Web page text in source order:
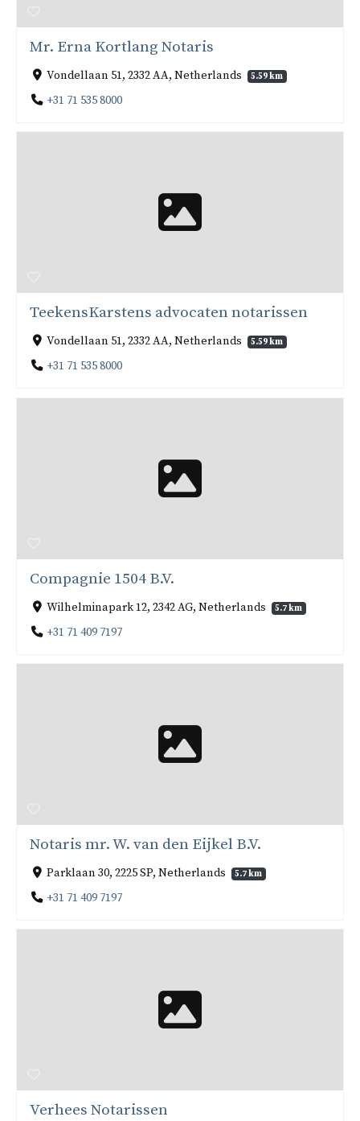
Mr. Erna Kortlang Notaris
Vondellaan 51, 2332 AA, Netherlands 5.59 km
+31 71 535 8000
TeekensKarstens advocaten notarissen
Vondellaan 51, 2332 AA, Netherlands 5.59 km
+31 71 535 8000
Compagnie 1504 B.V.
Wilhelminapark 12, 2342 AG, Netherlands 5.7 km
+31 71 409 7197
Notaris mr. W. van den Eijkel B.V.
Parklaan 30, 2225 SP, Netherlands 5.7 km
+31 71 409 7197
Verhees Notarissen